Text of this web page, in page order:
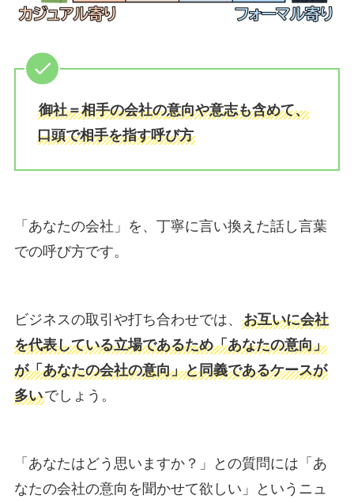
御社＝相手の会社の意向や意志も含めて、
口頭で相手を指す呼び方
「あなたの会社」を、丁寧に言い換えた話し言葉
での呼び方です。
ビジネスの取引や打ち合わせでは、 お互いに会社
を代表している立場であるため「あなたの意向」
が「あなたの会社の意向」と同義であるケースが
多いでしょう。
「あなたはどう思いますか？」との質問には「あ
なたの会社の意向を聞かせて欲しい」というニュ